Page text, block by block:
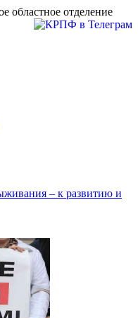
областное отделение